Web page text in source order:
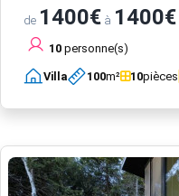
de 1400€ à 1400€
10 personne(s)
Villa 100m² 10pièces